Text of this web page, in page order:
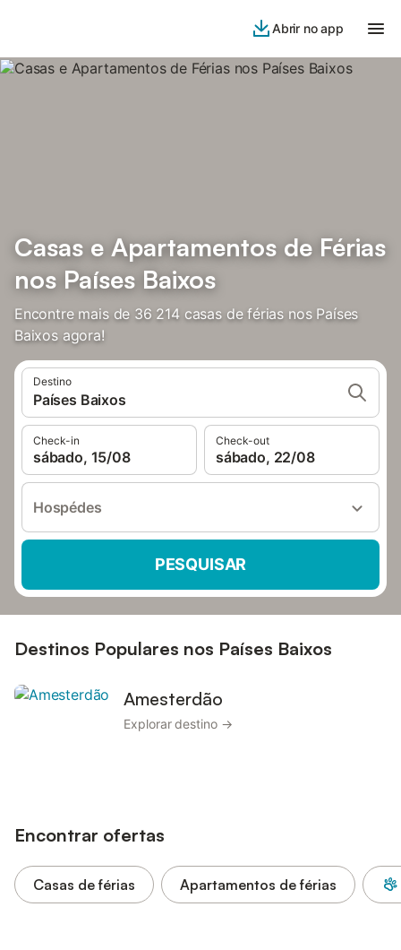
Abrir no app
Casas e Apartamentos de Férias
nos Países Baixos
Encontre mais de 36 214 casas de férias nos Países
Baixos agora!
Destino
Países Baixos
Check-in
sábado, 15/08
Check-out
sábado, 22/08
Hospédes
PESQUISAR
Destinos Populares nos Países Baixos
Amesterdão
Explorar destino →
Encontrar ofertas
Casas de férias Apartamentos de férias